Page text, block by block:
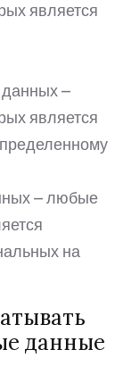
является
–
является
– любые
на
данные